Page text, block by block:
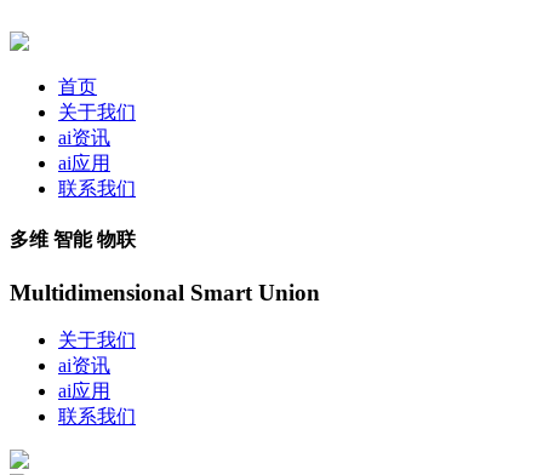
首页
关于我们
ai资讯
ai应用
联系我们
多维 智能 物联
Multidimensional Smart Union
关于我们
ai资讯
ai应用
联系我们